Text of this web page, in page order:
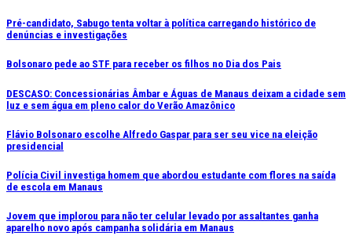
Ir
para
o
Pré-candidato, Sabugo tenta voltar à política carregando histórico de
denúncias e investigações
Bolsonaro pede ao STF para receber os filhos no Dia dos Pais
DESCASO: Concessionárias Âmbar e Águas de Manaus deixam a cidade sem
luz e sem água em pleno calor do Verão Amazônico
Flávio Bolsonaro escolhe Alfredo Gaspar para ser seu vice na eleição
presidencial
Polícia Civil investiga homem que abordou estudante com flores na saída
de escola em Manaus
Jovem que implorou para não ter celular levado por assaltantes ganha
aparelho novo após campanha solidária em Manaus